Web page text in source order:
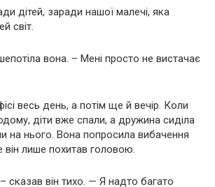
дітей, заради нашої малечі, яка
світ.
вона. – Мені просто не вистачає
весь день, а потім ще й вечір. Коли
діти вже спали, а дружина сиділа
на нього. Вона попросила вибачення
він лише похитав головою.
сказав він тихо. — Я надто багато